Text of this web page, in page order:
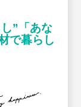
” 「あな
で暮らし